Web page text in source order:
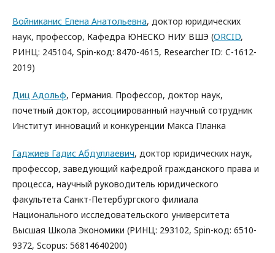
Войниканис Елена Анатольевна, доктор юридических
наук, профессор, Кафедра ЮНЕСКО НИУ ВШЭ (ORCID,
РИНЦ: 245104, Spin-код: 8470-4615, Researcher ID: C-1612-
2019)
Диц Адольф, Германия. Профессор, доктор наук,
почетный доктор, ассоциированный научный сотрудник
Институт инноваций и конкуренции Макса Планка
Гаджиев Гадис Абдуллаевич, доктор юридических наук,
профессор, заведующий кафедрой гражданского права и
процесса, научный руководитель юридического
факультета Санкт-Петербургского филиала
Национального исследовательского университета
Высшая Школа Экономики (РИНЦ: 293102, Spin-код: 6510-
9372, Scopus: 56814640200)